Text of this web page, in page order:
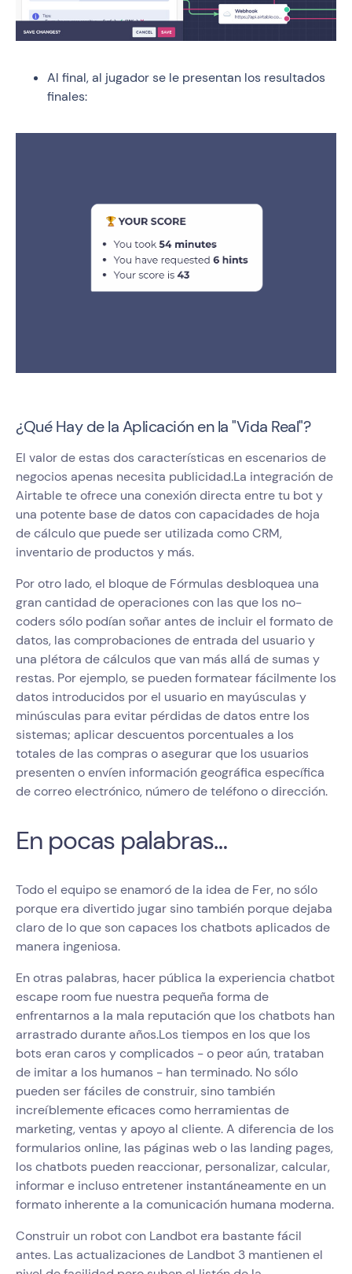
Al final, al jugador se le presentan los resultados
finales:
¿Qué Hay de la Aplicación en la "Vida Real"?
El valor de estas dos características en escenarios de
negocios apenas necesita publicidad.La integración de
Airtable te ofrece una conexión directa entre tu bot y
una potente base de datos con capacidades de hoja
de cálculo que puede ser utilizada como CRM,
inventario de productos y más.
Por otro lado, el bloque de Fórmulas desbloquea una
gran cantidad de operaciones con las que los no-
coders sólo podían soñar antes de incluir el formato de
datos, las comprobaciones de entrada del usuario y
una plétora de cálculos que van más allá de sumas y
restas. Por ejemplo, se pueden formatear fácilmente los
datos introducidos por el usuario en mayúsculas y
minúsculas para evitar pérdidas de datos entre los
sistemas; aplicar descuentos porcentuales a los
totales de las compras o asegurar que los usuarios
presenten o envíen información geográfica específica
de correo electrónico, número de teléfono o dirección.
En pocas palabras…
Todo el equipo se enamoró de la idea de Fer, no sólo
porque era divertido jugar sino también porque dejaba
claro de lo que son capaces los chatbots aplicados de
manera ingeniosa.
En otras palabras, hacer pública la experiencia chatbot
escape room fue nuestra pequeña forma de
enfrentarnos a la mala reputación que los chatbots han
arrastrado durante años.Los tiempos en los que los
bots eran caros y complicados - o peor aún, trataban
de imitar a los humanos - han terminado. No sólo
pueden ser fáciles de construir, sino también
increíblemente eficaces como herramientas de
marketing, ventas y apoyo al cliente. A diferencia de los
formularios online, las páginas web o las landing pages,
los chatbots pueden reaccionar, personalizar, calcular,
informar e incluso entretener instantáneamente en un
formato inherente a la comunicación humana moderna.
Construir un robot con Landbot era bastante fácil
antes. Las actualizaciones de Landbot 3 mantienen el